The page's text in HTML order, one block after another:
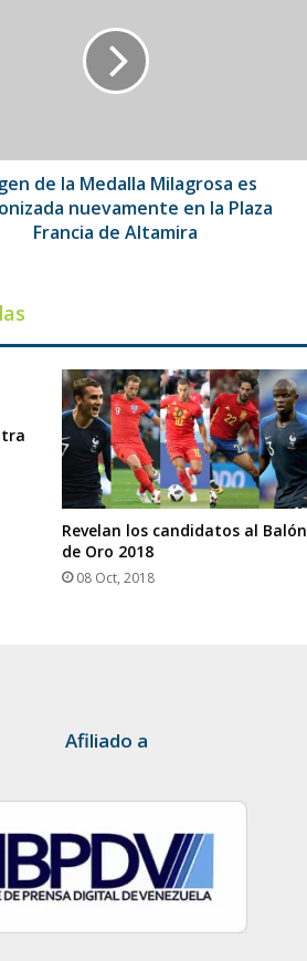
de la Medalla Milagrosa es
nuevamente en la Plaza
Francia de Altamira
Revelan los candidatos al Balón
de Oro 2018
08 Oct, 2018
Afiliado a